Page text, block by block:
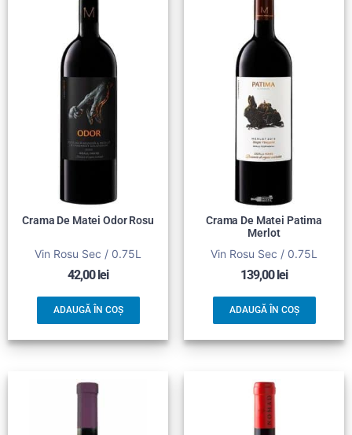
Crama De Matei Odor Rosu
Vin Rosu Sec / 0.75L
42,00 lei
ADAUGĂ ÎN COȘ
Crama De Matei Patima
Merlot
Vin Rosu Sec / 0.75L
139,00 lei
ADAUGĂ ÎN COȘ